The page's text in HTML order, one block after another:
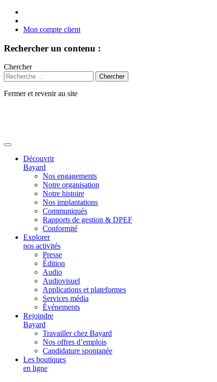
Mon compte client
Rechercher un contenu :
Chercher
Fermer et revenir au site
Découvrir
Bayard
Nos engagements
Notre organisation
Notre histoire
Nos implantations
Communiqués
Rapports de gestion & DPEF
Conformité
Explorer
nos activités
Presse
Édition
Audio
Audiovisuel
Applications et plateformes
Services média
Événements
Rejoindre
Bayard
Travailler chez Bayard
Nos offres d’emplois
Candidature spontanée
Les boutiques
en ligne